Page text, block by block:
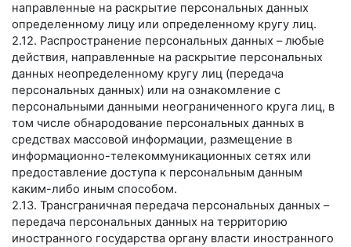
направленные на раскрытие персональных данных
определенному лицу или определенному кругу лиц.
2.12. Распространение персональных данных – любые
действия, направленные на раскрытие персональных
данных неопределенному кругу лиц (передача
персональных данных) или на ознакомление с
персональными данными неограниченного круга лиц, в
том числе обнародование персональных данных в
средствах массовой информации, размещение в
информационно-телекоммуникационных сетях или
предоставление доступа к персональным данным
каким-либо иным способом.
2.13. Трансграничная передача персональных данных –
передача персональных данных на территорию
иностранного государства органу власти иностранного